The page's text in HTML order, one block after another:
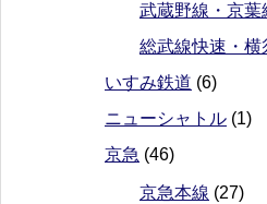
武蔵野線・京葉
総武線快速・横
いすみ鉄道 (6)
ニューシャトル (1)
京急 (46)
京急本線 (27)